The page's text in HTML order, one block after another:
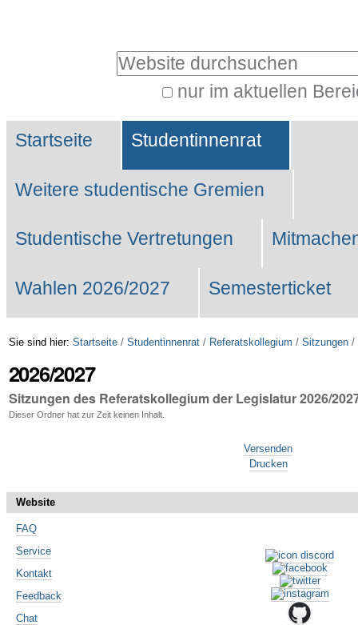
Website durchsuchen
nur im aktuellen
Suche…
Sektionen
Startseite Studentinnenrat
Weitere studentische Gremien
Studentische Vertretungen
Wahlen 2026/2027 Semesterticket
Sie sind hier: Startseite / Studentinnenrat / Referatskollegium / Sitzungen /
2026/2027
Sitzungen des Referatskollegium der Legislatur 2026/
Dieser Ordner hat zur Zeit keinen Inhalt.
Versenden
Drucken
Website
FAQ
Service
Kontakt
Feedback
Chat